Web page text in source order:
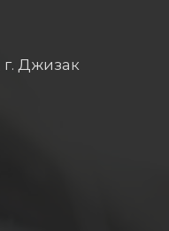
г. Джизак